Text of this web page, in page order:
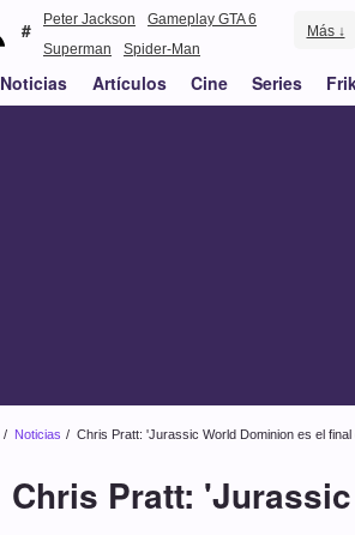
Peter Jackson
Gameplay GTA 6
Superman
Spider-Man
Más ↓
Noticias Artículos Cine Series
Noticias Chris Pratt: 'Jurassic World Dominion es el final
Chris Pratt: